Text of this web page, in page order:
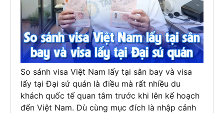
So sánh visa Việt Nam lấy tại sân bay và visa
lấy tại Đại sứ quán là điều mà rất nhiều du
khách quốc tế quan tâm trước khi lên kế hoạch
đến Việt Nam. Dù cùng mục đích là nhập cảnh